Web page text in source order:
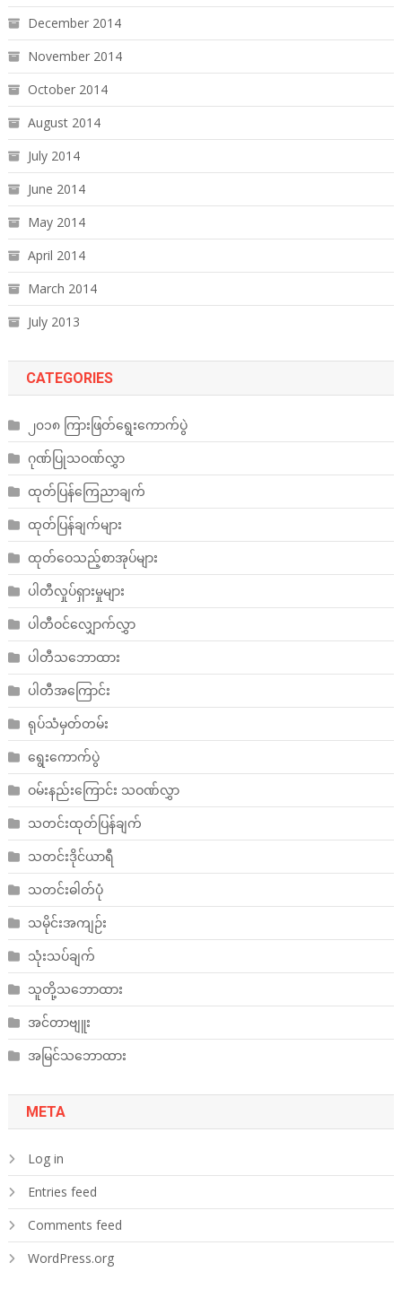
December 2014
November 2014
October 2014
August 2014
July 2014
June 2014
May 2014
April 2014
March 2014
July 2013
CATEGORIES
၂၀၁၈ ကြားဖြတ်ရွေးကောက်ပွဲ
ဂုဏ်ပြုသဝဏ်လွှာ
ထုတ်ပြန်ကြေညာချက်
ထုတ်ပြန်ချက်များ
ထုတ်ဝေသည့်စာအုပ်များ
ပါတီလှုပ်ရှားမှုများ
ပါတီဝင်လျှောက်လွှာ
ပါတီသဘောထား
ပါတီအကြောင်း
ရုပ်သံမှတ်တမ်း
ရွေးကောက်ပွဲ
ဝမ်းနည်းကြောင်း သဝဏ်လွှာ
သတင်းထုတ်ပြန်ချက်
သတင်းဒိုင်ယာရီ
သတင်းဓါတ်ပုံ
သမိုင်းအကျဉ်း
သုံးသပ်ချက်
သူတို့သဘောထား
အင်တာဗျူး
အမြင်သဘောထား
META
Log in
Entries feed
Comments feed
WordPress.org